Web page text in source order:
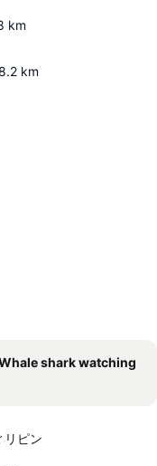
km
km
shark watching
ピン